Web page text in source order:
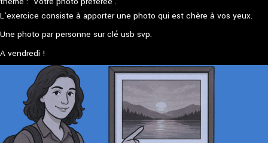
L’exercice consiste à apporter une photo qui est chère à vos yeux.
Une photo par personne sur clé usb svp.
A vendredi !